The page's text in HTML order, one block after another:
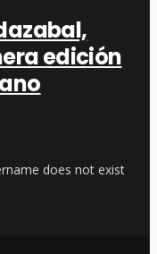
edición
does not exist